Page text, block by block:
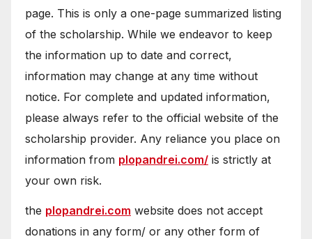
page. This is only a one-page summarized listing
of the scholarship. While we endeavor to keep
the information up to date and correct,
information may change at any time without
notice. For complete and updated information,
please always refer to the official website of the
scholarship provider. Any reliance you place on
information from plopandrei.com/ is strictly at
your own risk.
the plopandrei.com website does not accept
donations in any form/ or any other form of